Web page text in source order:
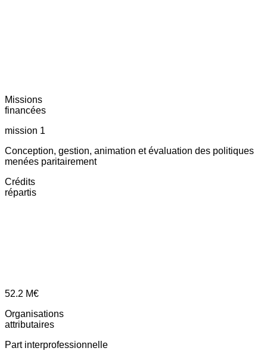
Missions
financées
mission 1
Conception, gestion, animation et évaluation des politiques
menées paritairement
Crédits
répartis
52.2 M€
Organisations
attributaires
Part interprofessionnelle